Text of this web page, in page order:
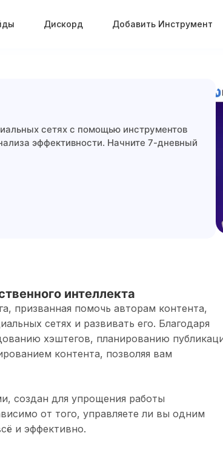
Дискорд Добавить Инструмент
сетях с помощью инструментов
эффективности. Начните 7-дневный
интеллекта
призванная помочь авторам контента,
сетях и развивать его. Благодаря
хэштегов, планированию
контента, позволяя вам
создан для упрощения работы
от того, управляете ли вы одним
и эффективно.